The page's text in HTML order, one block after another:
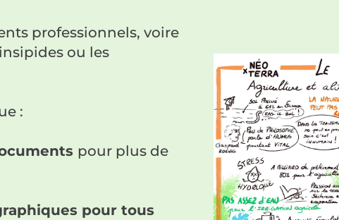
professionnels, voire
ou les
:
pour plus de
pour tous